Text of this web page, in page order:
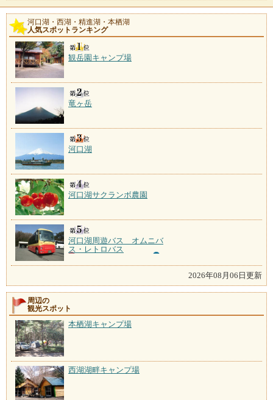
河口湖・西湖・精進湖・本栖湖
人気スポットランキング
観岳園キャンプ場
竜ヶ岳
河口湖
河口湖サクランボ農園
河口湖周遊バス オムニバ
ス・レトロバス
2026年08月06日更新
周辺の
観光スポット
本栖湖キャンプ場
西湖湖畔キャンプ場